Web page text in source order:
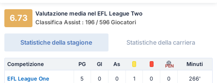
6.73
Valutazione media nel EFL League Two
Classifica Assist : 196 / 596 Giocatori
Statistiche della stagione Statistiche della carriera
Competizione PG Gl As PEN Minuti
EFL League One 5 0 0 1 0 0 266'